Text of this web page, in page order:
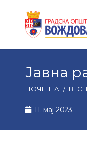
Јавна
ПОЧЕТНА /
11. мај 2023.